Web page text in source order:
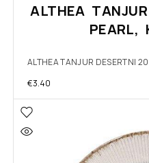
ALTHEA
PEARL,
ALTHEA TANJUR DESERTNI
€3.40